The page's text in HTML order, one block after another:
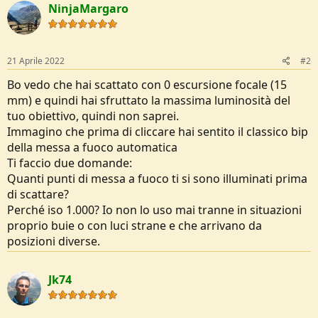
NinjaMargaro
21 Aprile 2022 #2
Bo vedo che hai scattato con 0 escursione focale (15
mm) e quindi hai sfruttato la massima luminosità del
tuo obiettivo, quindi non saprei.
Immagino che prima di cliccare hai sentito il classico bip
della messa a fuoco automatica
Ti faccio due domande:
Quanti punti di messa a fuoco ti si sono illuminati prima
di scattare?
Perché iso 1.000? Io non lo uso mai tranne in situazioni
proprio buie o con luci strane e che arrivano da
posizioni diverse.
Jk74